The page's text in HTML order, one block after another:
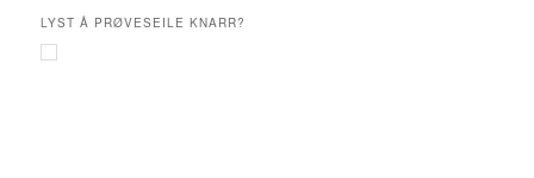
LYST Å PRØVESEILE KNARR?